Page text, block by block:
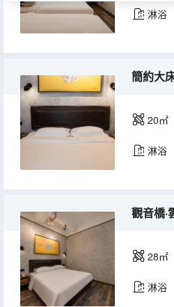
淋浴
簡約大
20㎡
淋浴
28㎡
淋浴